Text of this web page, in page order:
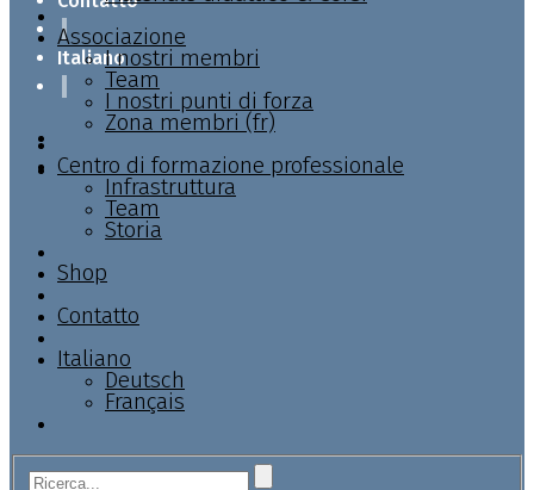
Italiano
Associazione
I nostri membri
Team
I nostri punti di forza
Zona membri (fr)
Centro di formazione professionale
Infrastruttura
Team
Storia
Shop
Contatto
Italiano
Deutsch
Français